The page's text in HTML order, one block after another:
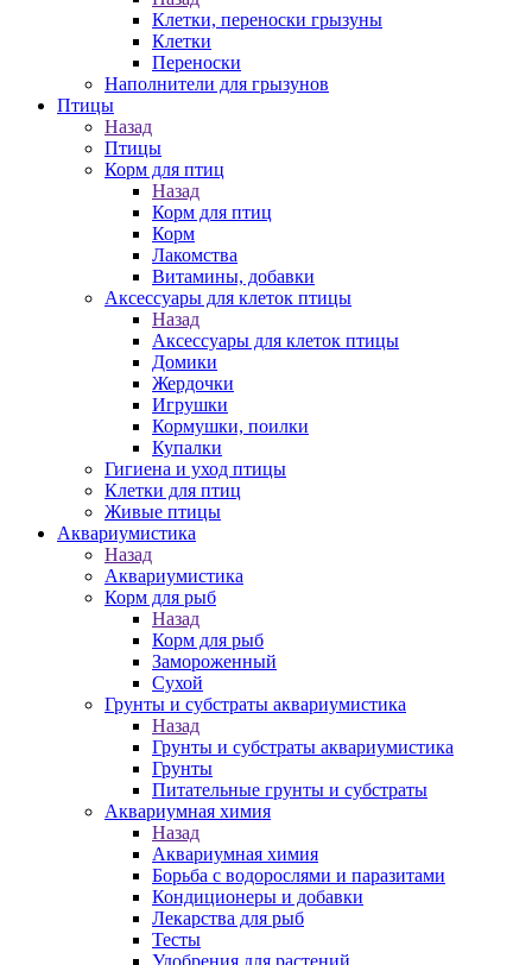
Клетки, переноски грызуны
Клетки
Переноски
Наполнители для грызунов
Птицы
Назад
Птицы
Корм для птиц
Назад
Корм для птиц
Корм
Лакомства
Витамины, добавки
Аксессуары для клеток птицы
Назад
Аксессуары для клеток птицы
Домики
Жердочки
Игрушки
Кормушки, поилки
Купалки
Гигиена и уход птицы
Клетки для птиц
Живые птицы
Аквариумистика
Назад
Аквариумистика
Корм для рыб
Назад
Корм для рыб
Замороженный
Сухой
Грунты и субстраты аквариумистика
Назад
Грунты и субстраты аквариумистика
Грунты
Питательные грунты и субстраты
Аквариумная химия
Назад
Аквариумная химия
Борьба с водорослями и паразитами
Кондиционеры и добавки
Лекарства для рыб
Тесты
Удобрения для растений